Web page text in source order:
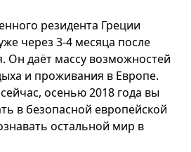
резидента Греции
через 3-4 месяца после
Он даёт массу возможностей
и проживания в Европе.
осенью 2018 года вы
в безопасной европейской
остальной мир в